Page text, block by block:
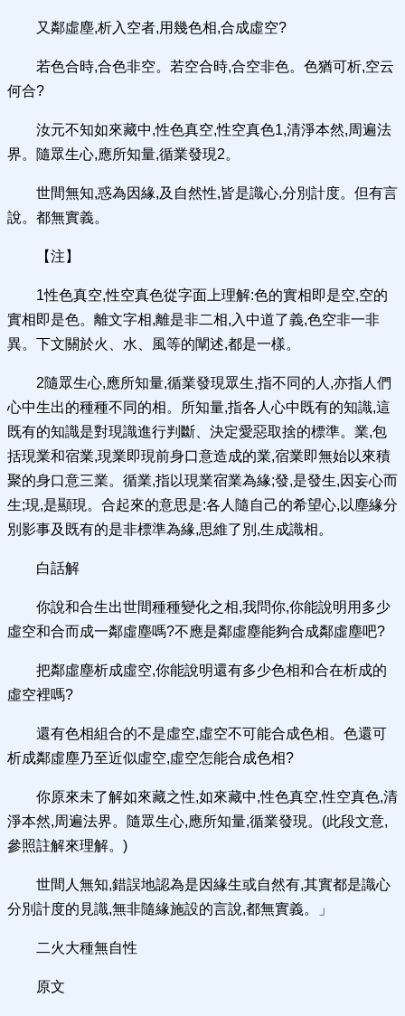
又鄰虛塵,析入空者,用幾色相,合成虛空?
若色合時,合色非空。若空合時,合空非色。色猶可析,空云
何合?
汝元不知如來藏中,性色真空,性空真色1,清淨本然,周遍法
界。隨眾生心,應所知量,循業發現2。
世間無知,惑為因緣,及自然性,皆是識心,分別計度。但有言
說。都無實義。
【注】
1性色真空,性空真色從字面上理解:色的實相即是空,空的
實相即是色。離文字相,離是非二相,入中道了義,色空非一非
異。下文關於火、水、風等的闡述,都是一樣。
2隨眾生心,應所知量,循業發現眾生,指不同的人,亦指人們
心中生出的種種不同的相。所知量,指各人心中既有的知識,這
既有的知識是對現識進行判斷、決定愛惡取捨的標準。業,包
括現業和宿業,現業即現前身口意造成的業,宿業即無始以來積
聚的身口意三業。循業,指以現業宿業為緣;發,是發生,因妄心而
生;現,是顯現。合起來的意思是:各人隨自己的希望心,以塵緣分
別影事及既有的是非標準為緣,思維了別,生成識相。
白話解
你說和合生出世間種種變化之相,我問你,你能說明用多少
虛空和合而成一鄰虛塵嗎?不應是鄰虛塵能夠合成鄰虛塵吧?
把鄰虛塵析成虛空,你能說明還有多少色相和合在析成的
虛空裡嗎?
還有色相組合的不是虛空,虛空不可能合成色相。色還可
析成鄰虛塵乃至近似虛空,虛空怎能合成色相?
你原來未了解如來藏之性,如來藏中,性色真空,性空真色,清
淨本然,周遍法界。隨眾生心,應所知量,循業發現。(此段文意,
參照註解來理解。)
世間人無知,錯誤地認為是因緣生或自然有,其實都是識心
分別計度的見識,無非隨緣施設的言說,都無實義。」
二火大種無自性
原文